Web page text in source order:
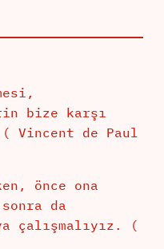
bize karşı
( Vincent de Paul
önce ona
da
çalışmalıyız. (